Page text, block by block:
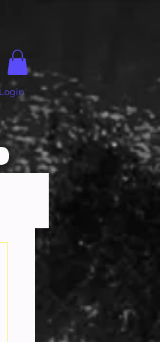
Login